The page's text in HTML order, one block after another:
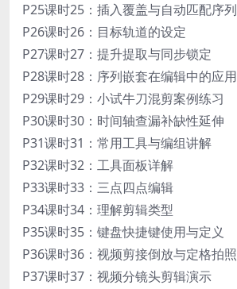
P25课时25：插入覆盖与自动匹配序列
P26课时26：目标轨道的设定
P27课时27：提升提取与同步锁定
P28课时28：序列嵌套在编辑中的应用
P29课时29：小试牛刀混剪案例练习
P30课时30：时间轴查漏补缺性延伸
P31课时31：常用工具与编组讲解
P32课时32：工具面板详解
P33课时33：三点四点编辑
P34课时34：理解剪辑类型
P35课时35：键盘快捷键使用与定义
P36课时36：视频剪接倒放与定格拍照
P37课时37：视频分镜头剪辑演示